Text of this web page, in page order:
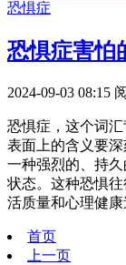
恐惧症
恐惧症害怕
2024-09-03 08:15
恐惧症，这个词
表面上的含义要
一种强烈的、持
状态。这种恐惧
活质量和心理健康
首页
上一页